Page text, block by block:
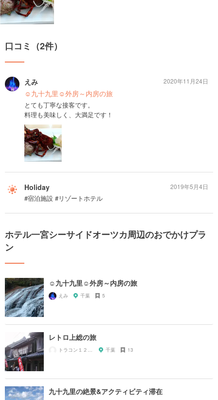
口コミ（2件）
えみ
☺️九十九里☺️外房～内房の旅
とても丁寧な接客です。
料理も美味しく、大満足です！
2020年11月24日
Holiday
#宿泊施設 #リゾートホテル
2019年5月4日
ホテル一宮シーサイドオーツカ周辺のおでかけプラ
ン
☺️九十九里☺️外房～内房の旅
えみ 千葉 5
レトロ上総の旅
トラコン１２－４ 千葉 13
九十九里の絶景&アクティビティ滞在